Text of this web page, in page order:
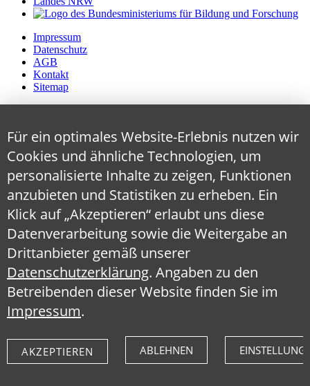
Impressum
Datenschutz
AGB
Kontakt
Sitemap
Für ein optimales Website-Erlebnis nutzen wir
Cookies und ähnliche Technologien, um
personalisierte Inhalte zu zeigen, Funktionen
anzubieten und Statistiken zu erheben. Ein
Klick auf „Akzeptieren“ erlaubt uns diese
Datenverarbeitung sowie die Weitergabe an
Drittanbieter gemäß unserer
Datenschutzerklärung. Angaben zu den
Betreibenden dieser Website finden Sie im
Impressum.
ABLEHNEN
AKZEPTIEREN